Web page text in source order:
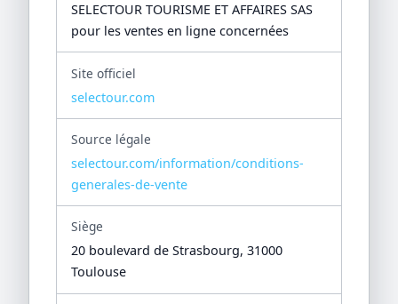
SELECTOUR TOURISME ET AFFAIRES SAS
pour les ventes en ligne concernées
Site officiel
selectour.com
Source légale
selectour.com/information/conditions-
generales-de-vente
Siège
20 boulevard de Strasbourg, 31000
Toulouse